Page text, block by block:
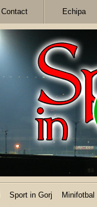
Contact Echipa
Sport in Gorj Minifotbal